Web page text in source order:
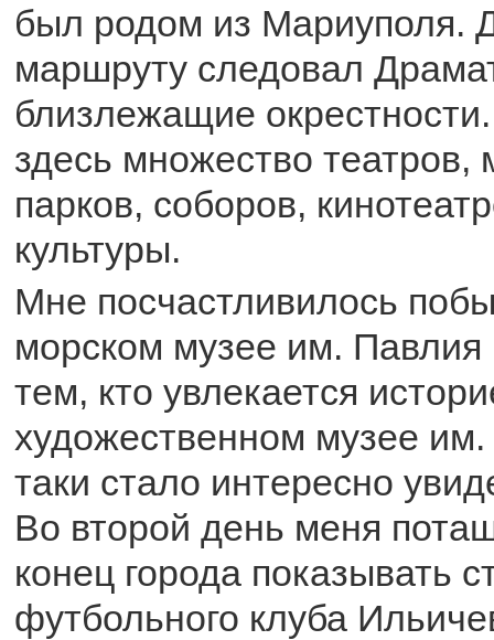
был родом из Мариуполя.
маршруту следовал
близлежащие
здесь множество театров,
парков, соборов,
культуры.
Мне посчастливилось
морском музее им. Павлия
тем, кто увлекается
художественном музее
таки стало интересно
Во второй день меня
конец города показывать
футбольного клуба